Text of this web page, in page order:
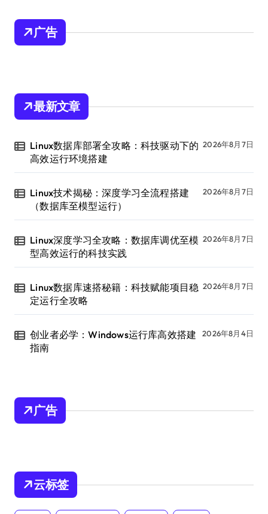
广告
最新文章
Linux数据库部署全攻略：科技驱动下的
高效运行环境搭建
2026年8月7日
Linux技术揭秘：深度学习全流程搭建
（数据库至模型运行）
2026年8月7日
Linux深度学习全攻略：数据库调优至模
型高效运行的科技实践
2026年8月7日
Linux数据库速搭秘籍：科技赋能项目稳
定运行全攻略
2026年8月7日
创业者必学：Windows运行库高效搭建
指南
2026年8月4日
广告
云标签